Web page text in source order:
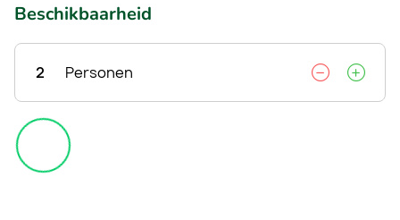
Beschikbaarheid
2 Personen